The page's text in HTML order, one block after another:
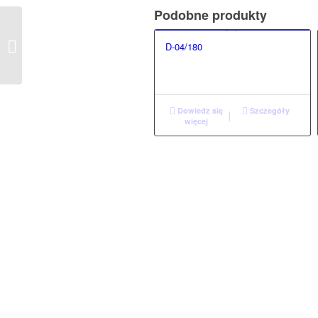
Podobne produkty
D-04/180
Dowiedz się
więcej
Szczegóły